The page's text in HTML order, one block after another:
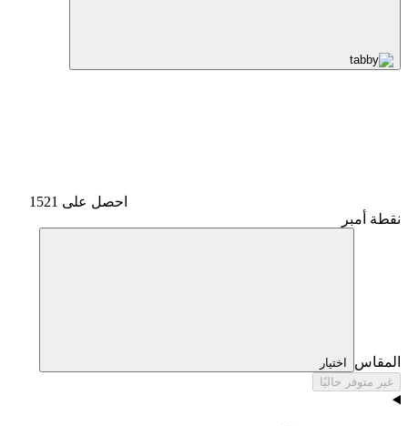
احصل على 1521
نقطة أمبر
المقاس
اختيار
غير متوفر حاليًا